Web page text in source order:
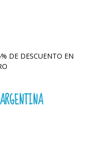
DE DESCUENTO EN